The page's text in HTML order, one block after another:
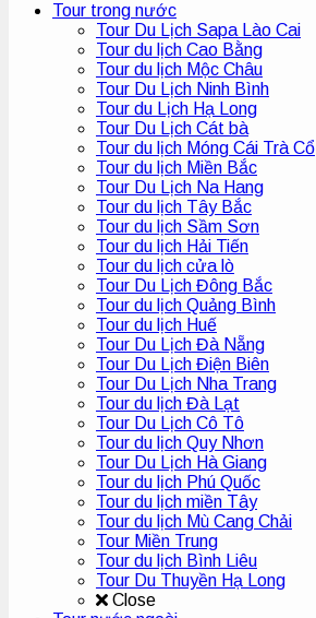
Tour trong nước
Tour Du Lịch Sapa Lào Cai
Tour du lịch Cao Bằng
Tour du lịch Mộc Châu
Tour Du Lịch Ninh Bình
Tour du Lịch Hạ Long
Tour Du Lịch Cát bà
Tour du lịch Móng Cái Trà Cổ
Tour du lịch Miền Bắc
Tour Du Lịch Na Hang
Tour du lịch Tây Bắc
Tour du lịch Sầm Sơn
Tour du lịch Hải Tiến
Tour du lịch cửa lò
Tour Du Lịch Đông Bắc
Tour du lịch Quảng Bình
Tour du lịch Huế
Tour Du Lịch Đà Nẵng
Tour Du Lịch Điện Biên
Tour Du Lịch Nha Trang
Tour du lịch Đà Lạt
Tour Du Lịch Cô Tô
Tour du lịch Quy Nhơn
Tour Du Lịch Hà Giang
Tour du lịch Phú Quốc
Tour du lịch miền Tây
Tour du lịch Mù Cang Chải
Tour Miền Trung
Tour du lịch Bình Liêu
Tour Du Thuyền Hạ Long
Close